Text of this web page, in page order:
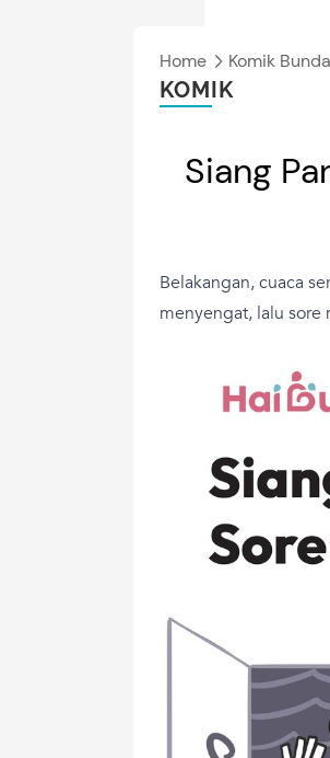
Home Komik Bunda
KOMIK
Siang
Belakangan, cuaca
menyengat, lalu sore